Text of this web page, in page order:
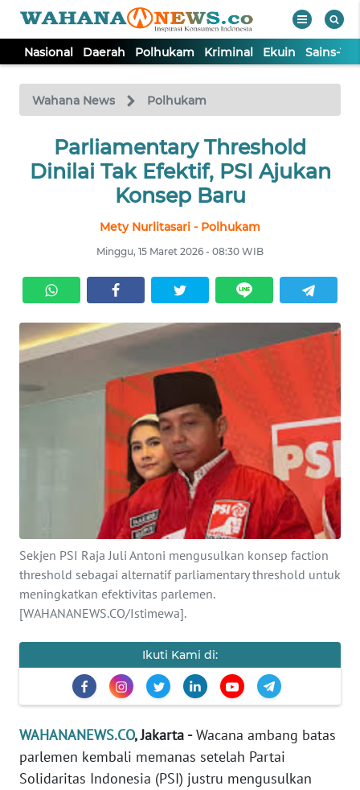
Nasional Daerah Polhukam Kriminal Ekuin Sains-
Wahana News Polhukam
Parliamentary Threshold
Dinilai Tak Efektif, PSI Ajukan
Konsep Baru
Mety Nurlitasari - Polhukam
Minggu, 15 Maret 2026 - 08:30 WIB
Sekjen PSI Raja Juli Antoni mengusulkan konsep faction
threshold sebagai alternatif parliamentary threshold untuk
meningkatkan efektivitas parlemen.
[WAHANANEWS.CO/Istimewa].
Ikuti Kami di:
WAHANANEWS.CO, Jakarta -Wacana ambang batas
parlemen kembali memanas setelah Partai
Solidaritas Indonesia (PSI) justru mengusulkan
TV
Tutup
NASIONAL
KRIMINAL
EKUIN
PENDIDIKAN
OLAHRAGA
OPINI
EDITORIAL
Informasi
INDEKS
BERITA